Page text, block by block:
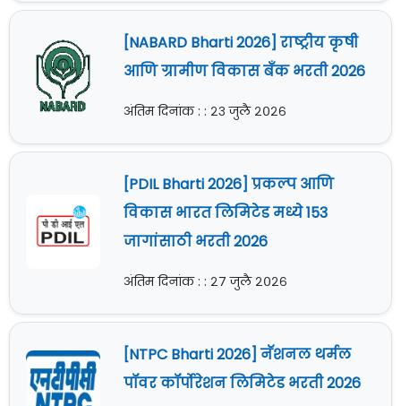
[NABARD Bharti 2026] राष्ट्रीय कृषी
आणि ग्रामीण विकास बँक भरती 2026
अंतिम दिनांक : : २३ जुलै २०२६
[PDIL Bharti 2026] प्रकल्प आणि
विकास भारत लिमिटेड मध्ये 153
जागांसाठी भरती 2026
अंतिम दिनांक : : २७ जुलै २०२६
[NTPC Bharti 2026] नॅशनल थर्मल
पॉवर कॉर्पोरेशन लिमिटेड भरती 2026